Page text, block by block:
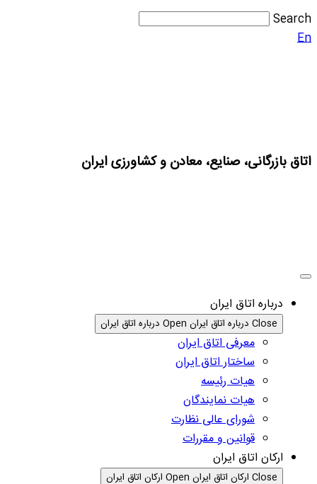
Search
En
اتاق بازرگانی، صنایع، معادن و کشاورزی ایران
درباره اتاق ایران
Close درباره اتاق ایران Open درباره اتاق ایران
معرفی اتاق ایران
ساختار اتاق ایران
هیات رئیسه
هیات نمایندگان
شورای عالی نظارت
قوانین و مقررات
ارکان اتاق ایران
Close ارکان اتاق ایران Open ارکان اتاق ایران